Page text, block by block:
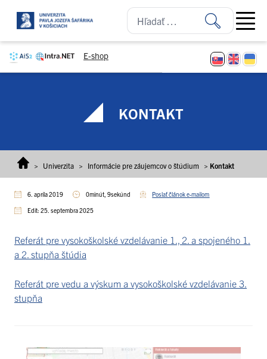
E-shop
Open
KONTAKT
> Univerzita > Informácie pre záujemcov o štúdium > Kontakt
6. apríla 2019 0minút, 9sekúnd Poslať článok e-mailom
Edit: 25. septembra 2025
Referát pre vysokoškolské vzdelávanie 1., 2. a spojeného 1.
a 2. stupňa štúdia
Referát pre vedu a výskum a vysokoškolské vzdelávanie 3.
stupňa